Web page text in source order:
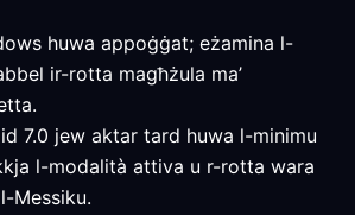
huwa appoġġat; eżamina l-
ir-rotta magħżula ma’
7.0 jew aktar tard huwa l-minimu
l-modalità attiva u r-rotta wara
Messiku.